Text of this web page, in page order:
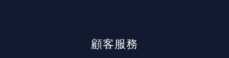
顧客服務